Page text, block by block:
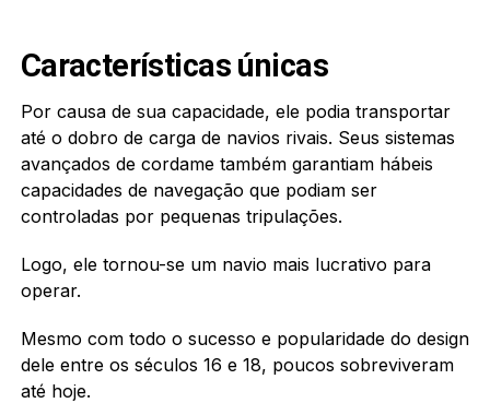
Características únicas
Por causa de sua capacidade, ele podia transportar
até o dobro de carga de navios rivais. Seus sistemas
avançados de cordame também garantiam hábeis
capacidades de navegação que podiam ser
controladas por pequenas tripulações.
Logo, ele tornou-se um navio mais lucrativo para
operar.
Mesmo com todo o sucesso e popularidade do design
dele entre os séculos 16 e 18, poucos sobreviveram
até hoje.